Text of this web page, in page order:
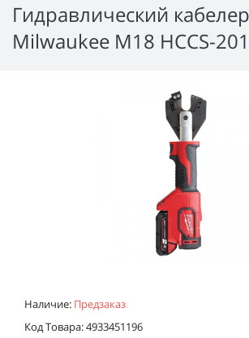
Гидравлический
Milwaukee M18 HCCS-
Наличие: Предзаказ
Код Товара: 4933451196